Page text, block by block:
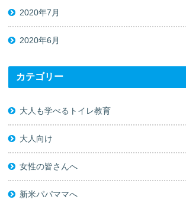
2020年7月
2020年6月
カテゴリー
大人も学べるトイレ教育
大人向け
女性の皆さんへ
新米パパママへ